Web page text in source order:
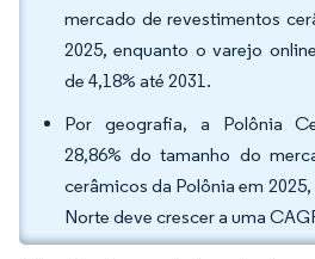
mercado de revestimentos
2025, enquanto o varejo
de 4,18% até 2031.
Por geografia, a Polônia
28,86% do tamanho do
cerâmicos da Polônia em
Norte deve crescer a uma